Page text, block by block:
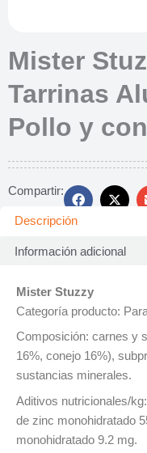
Mister
Tarrinas
Pollo y
Compartir:
Descripción
Información adicional
Mister Stuzzy
Categoría producto:
Composición: carnes y
16%, conejo 16%),
sustancias minerales.
Aditivos nutricionales/
de zinc monohidratado
monohidratado 9.2 mg.